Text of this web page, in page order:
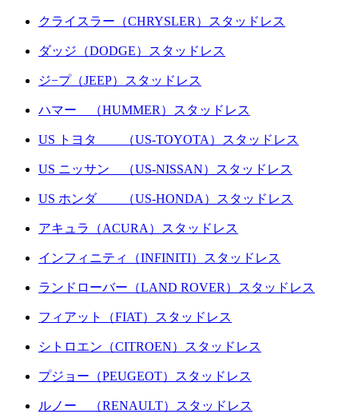
クライスラー（CHRYSLER）スタッドレス
ダッジ（DODGE）スタッドレス
ジ−プ（JEEP）スタッドレス
ハマー （HUMMER）スタッドレス
US トヨタ （US-TOYOTA）スタッドレス
US ニッサン （US-NISSAN）スタッドレス
US ホンダ （US-HONDA）スタッドレス
アキュラ（ACURA）スタッドレス
インフィニティ（INFINITI）スタッドレス
ランドローバー（LAND ROVER）スタッドレス
フィアット（FIAT）スタッドレス
シトロエン（CITROEN）スタッドレス
プジョー（PEUGEOT）スタッドレス
ルノー （RENAULT）スタッドレス